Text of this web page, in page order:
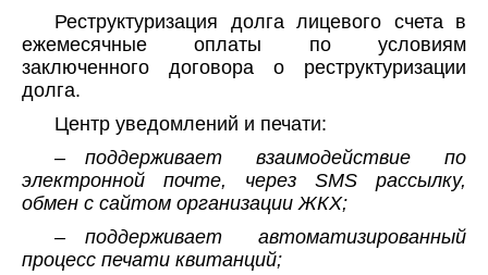
Реструктуризация долга лицевого счета в
ежемесячные оплаты по условиям
заключенного договора о реструктуризации
долга.
Центр уведомлений и печати:
– поддерживает взаимодействие по
электронной почте, через SMS рассылку,
обмен с сайтом организации ЖКХ;
– поддерживает автоматизированный
процесс печати квитанций;